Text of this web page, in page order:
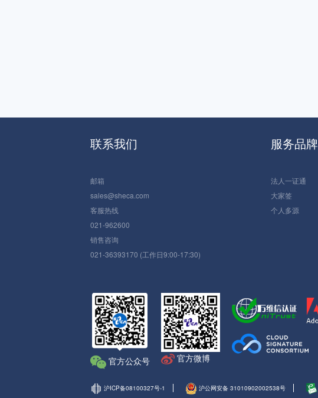
联系我们
邮箱
sales@sheca.com
客服热线
021-962600
销售咨询
021-36393170 (工作日9:00-17:30)
服务品牌
法人一证通
大家签
个人多源
官方公众号 官方微博
沪ICP备08100327号-1 沪公网安备 31010902002538号